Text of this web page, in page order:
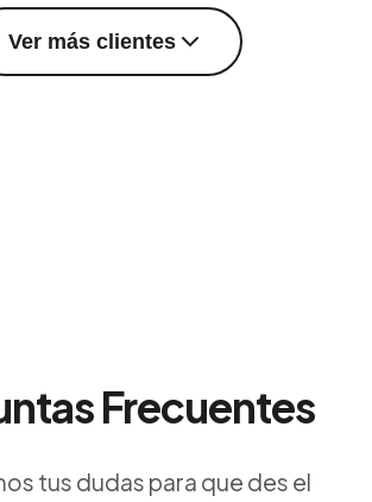
Ver más clientes
Frecuentes
tus dudas para que des el